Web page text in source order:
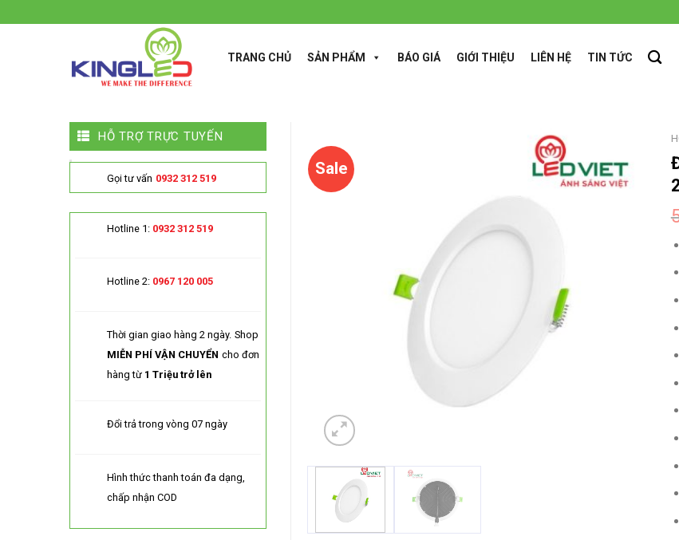
to
TRANG CHỦ SẢN PHẨM BÁO GIÁ GIỚI THIỆU LIÊN HỆ TIN TỨC
Sale
HỖ TRỢ TRỰC TUYẾN
Gọi tư vấn 0932 312 519
Hotline 1: 0932 312 519
Hotline 2: 0967 120 005
Thời gian giao hàng 2 ngày. Shop
MIỄN PHÍ VẬN CHUYỂN cho đơn
hàng từ 1 Triệu trở lên
Đổi trả trong vòng 07 ngày
Hình thức thanh toán đa dạng,
chấp nhận COD